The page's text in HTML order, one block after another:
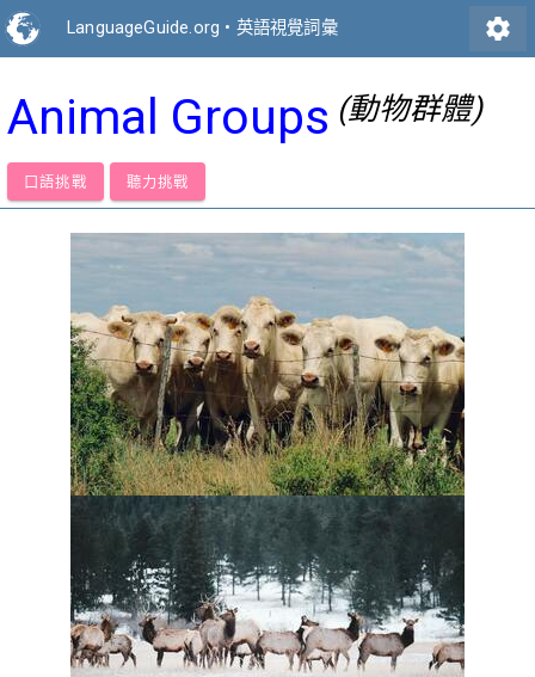
LanguageGuide.org • 英語視覺詞彙 settings
Animal Groups (動物群體)
口語挑戰 聽力挑戰